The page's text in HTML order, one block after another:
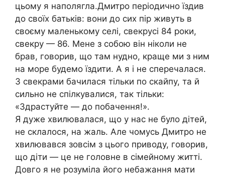
цьому я наполягла.Дмитро періодично їздив
до своїх батьків: вони до сих пір живуть в
своєму маленькому селі, свекрусі 84 роки,
свекру — 86. Мене з собою він ніколи не
брав, говорив, що там нудно, краще ми з ним
на море будемо їздити. А я і не сперечалася.
З свекрами бачилася тільки по скайпу, та й
сильно не спілкувалися, так тільки:
«Здрастуйте — до побачення!».
Я дуже хвилювалася, що у нас не було дітей,
не склалося, на жаль. Але чомусь Дмитро не
хвилювався зовсім з цього приводу, говорив,
що діти — це не головне в сімейному житті.
Довго я не розуміла його небажання мати